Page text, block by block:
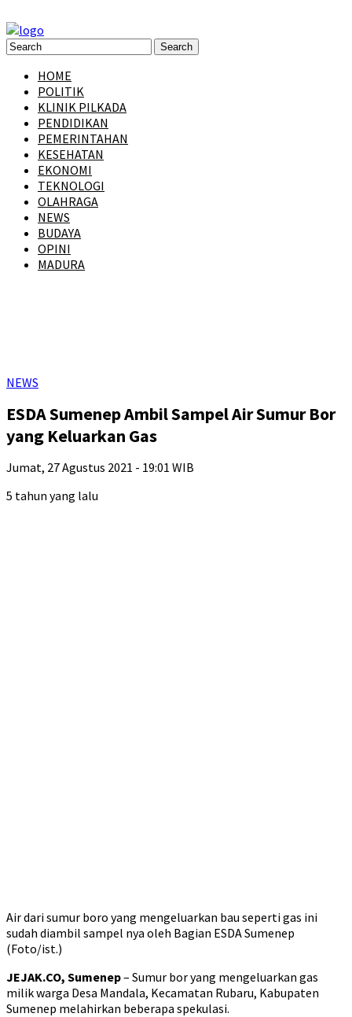
HOME
POLITIK
KLINIK PILKADA
PENDIDIKAN
PEMERINTAHAN
KESEHATAN
EKONOMI
TEKNOLOGI
OLAHRAGA
NEWS
BUDAYA
OPINI
MADURA
NEWS
ESDA Sumenep Ambil Sampel Air Sumur Bor
yang Keluarkan Gas
Jumat, 27 Agustus 2021 - 19:01 WIB
5 tahun yang lalu
Air dari sumur boro yang mengeluarkan bau seperti gas ini
sudah diambil sampel nya oleh Bagian ESDA Sumenep
(Foto/ist.)
JEJAK.CO, Sumenep– Sumur bor yang mengeluarkan gas
milik warga Desa Mandala, Kecamatan Rubaru, Kabupaten
Sumenep melahirkan beberapa spekulasi.